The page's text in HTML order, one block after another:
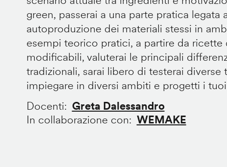
green, passerai a una parte pratica legata
autoproduzione dei materiali stessi in
esempi teorico pratici, a partire da ricette
modificabili, valuterai le principali
tradizionali, sarai libero di testerai diverse
impiegare in diversi ambiti e progetti i
Docenti
Greta Dalessandro
In collaborazione con
WEMAKE